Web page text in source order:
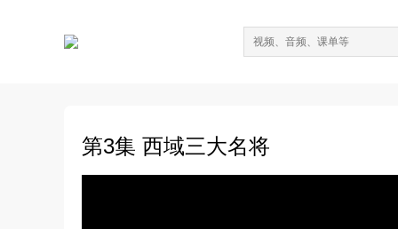
第3集 西域三大名将